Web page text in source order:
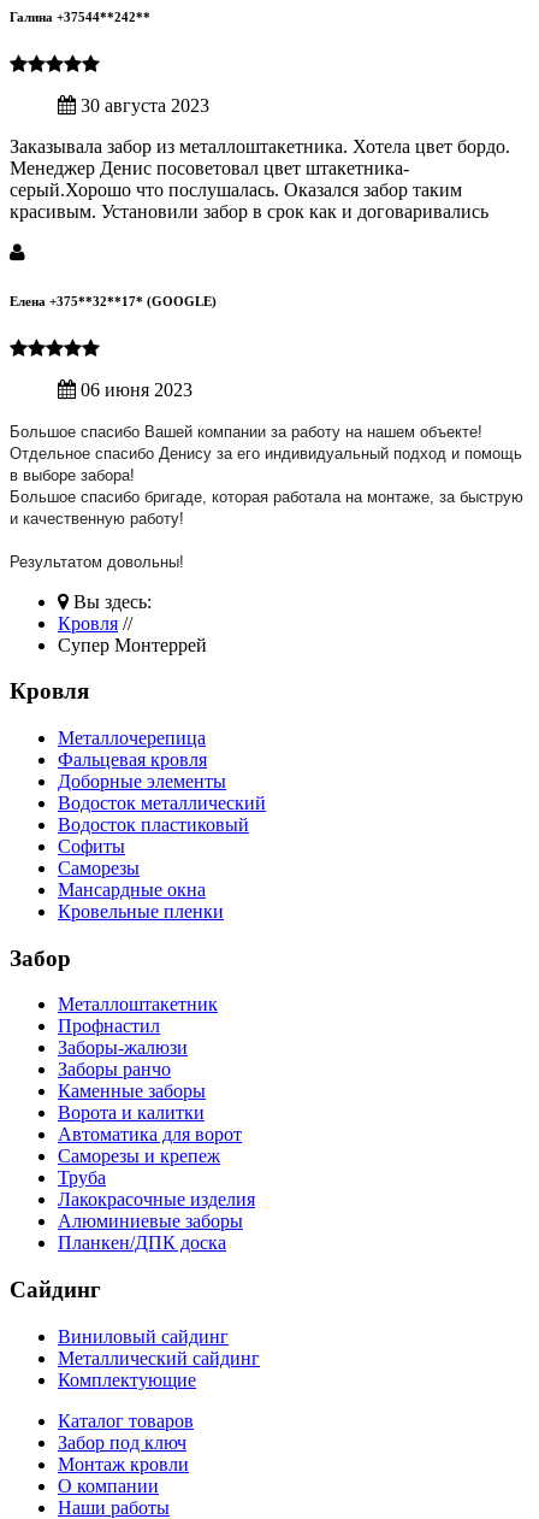
Галина +37544**242**
30 августа 2023
Заказывала забор из металлоштакетника. Хотела цвет бордо.
Менеджер Денис посоветовал цвет штакетника-
серый.Хорошо что послушалась. Оказался забор таким
красивым. Установили забор в срок как и договаривались
Елена +375**32**17* (GOOGLE)
06 июня 2023
Большое спасибо Вашей компании за работу на нашем объекте!
Отдельное спасибо Денису за его индивидуальный подход и помощь
в выборе забора!
Большое спасибо бригаде, которая работала на монтаже, за быструю
и качественную работу!
Результатом довольны!
Вы здесь:
Кровля //
Супер Монтеррей
Кровля
Металлочерепица
Фальцевая кровля
Доборные элементы
Водосток металлический
Водосток пластиковый
Софиты
Саморезы
Мансардные окна
Кровельные пленки
Забор
Металлоштакетник
Профнастил
Заборы-жалюзи
Заборы ранчо
Каменные заборы
Ворота и калитки
Автоматика для ворот
Саморезы и крепеж
Труба
Лакокрасочные изделия
Алюминиевые заборы
Планкен/ДПК доска
Сайдинг
Виниловый сайдинг
Металлический сайдинг
Комплектующие
Каталог товаров
Забор под ключ
Монтаж кровли
О компании
Наши работы